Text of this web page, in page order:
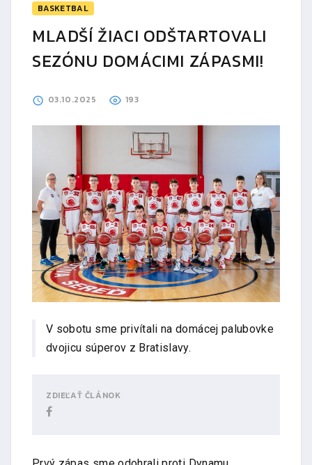
BASKETBAL
MLADŠÍ ŽIACI ODŠTARTOVALI
SEZÓNU DOMÁCIMI ZÁPASMI!
03.10.2025 193
V sobotu sme privítali na domácej palubovke
dvojicu súperov z Bratislavy.
ZDIEĽAŤ ČLÁNOK